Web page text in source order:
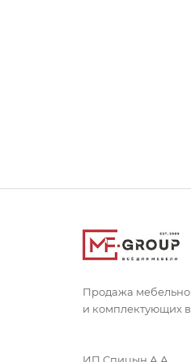
Продажа
и комплектующих